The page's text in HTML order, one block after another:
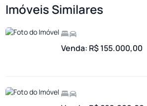
Imóveis Similares
Venda: R$ 155.000,00